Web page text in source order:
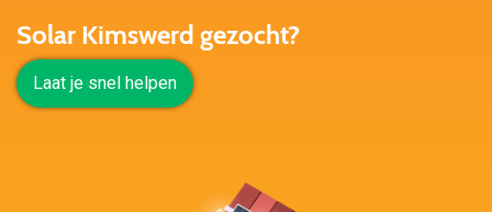
Solar Kimswerd gezocht?
Laat je snel helpen